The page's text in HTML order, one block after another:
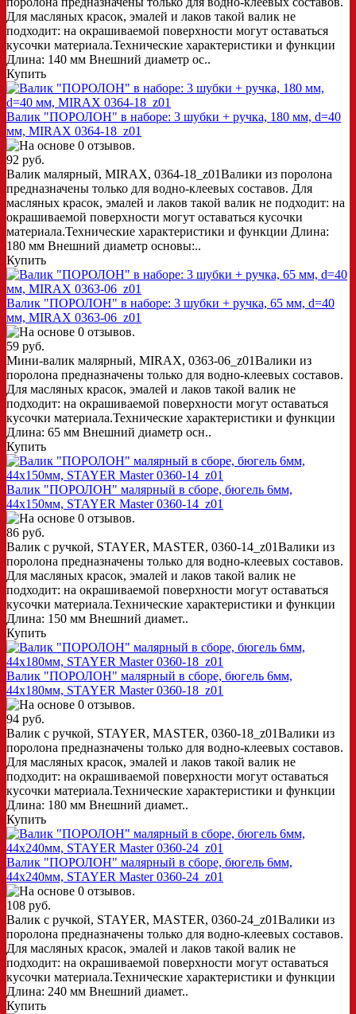
Для масляных красок, эмалей и лаков такой валик не
подходит: на окрашиваемой поверхности могут оставаться
кусочки материала.Технические характеристики и функции
Длина: 140 мм Внешний диаметр ос..
Купить
Валик "ПОРОЛОН" в наборе: 3 шубки + ручка, 180 мм, d=40
мм, MIRAX 0364-18_z01
92 руб.
Валик малярный, MIRAX, 0364-18_z01Валики из поролона
предназначены только для водно-клеевых составов. Для
масляных красок, эмалей и лаков такой валик не подходит: на
окрашиваемой поверхности могут оставаться кусочки
материала.Технические характеристики и функции Длина:
180 мм Внешний диаметр основы:..
Купить
Валик "ПОРОЛОН" в наборе: 3 шубки + ручка, 65 мм, d=40
мм, MIRAX 0363-06_z01
59 руб.
Мини-валик малярный, MIRAX, 0363-06_z01Валики из
поролона предназначены только для водно-клеевых составов.
Для масляных красок, эмалей и лаков такой валик не
подходит: на окрашиваемой поверхности могут оставаться
кусочки материала.Технические характеристики и функции
Длина: 65 мм Внешний диаметр осн..
Купить
Валик "ПОРОЛОН" малярный в сборе, бюгель 6мм,
44x150мм, STAYER Master 0360-14_z01
86 руб.
Валик с ручкой, STAYER, MASTER, 0360-14_z01Валики из
поролона предназначены только для водно-клеевых составов.
Для масляных красок, эмалей и лаков такой валик не
подходит: на окрашиваемой поверхности могут оставаться
кусочки материала.Технические характеристики и функции
Длина: 150 мм Внешний диамет..
Купить
Валик "ПОРОЛОН" малярный в сборе, бюгель 6мм,
44x180мм, STAYER Master 0360-18_z01
94 руб.
Валик с ручкой, STAYER, MASTER, 0360-18_z01Валики из
поролона предназначены только для водно-клеевых составов.
Для масляных красок, эмалей и лаков такой валик не
подходит: на окрашиваемой поверхности могут оставаться
кусочки материала.Технические характеристики и функции
Длина: 180 мм Внешний диамет..
Купить
Валик "ПОРОЛОН" малярный в сборе, бюгель 6мм,
44x240мм, STAYER Master 0360-24_z01
108 руб.
Валик с ручкой, STAYER, MASTER, 0360-24_z01Валики из
поролона предназначены только для водно-клеевых составов.
Для масляных красок, эмалей и лаков такой валик не
подходит: на окрашиваемой поверхности могут оставаться
кусочки материала.Технические характеристики и функции
Длина: 240 мм Внешний диамет..
Купить